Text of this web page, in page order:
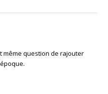
même question de rajouter